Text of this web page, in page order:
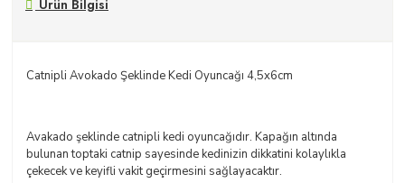
Ürün Bilgisi
Catnipli Avokado Şeklinde Kedi Oyuncağı 4,5x6cm
Avakado şeklinde catnipli kedi oyuncağıdır. Kapağın altında
bulunan toptaki catnip sayesinde kedinizin dikkatini kolaylıkla
çekecek ve keyifli vakit geçirmesini sağlayacaktır.